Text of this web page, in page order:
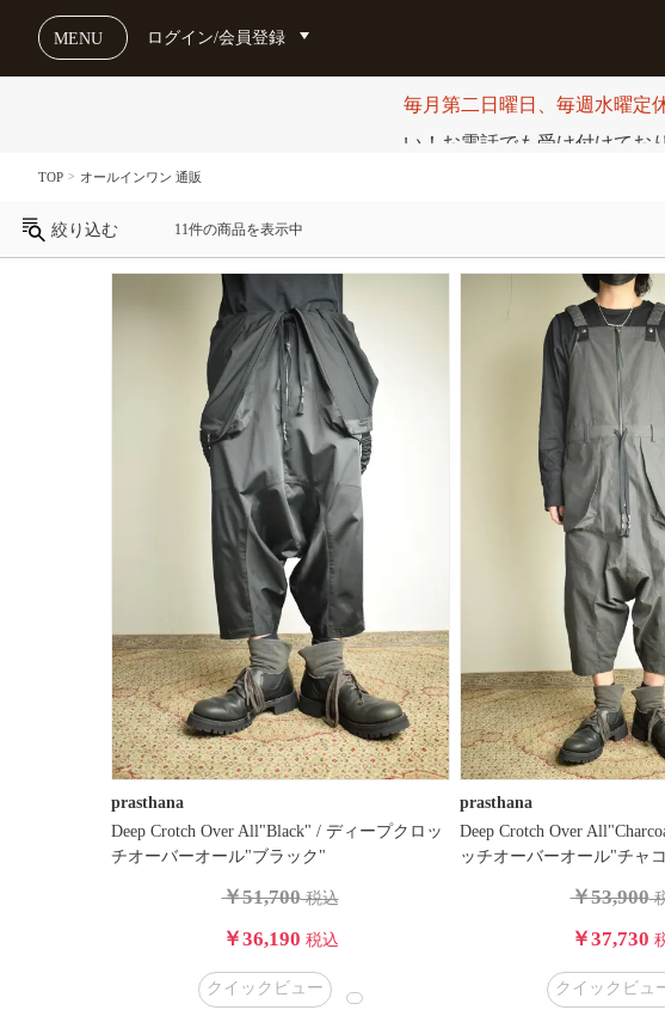
MENU ログイン/会員登録
毎月第二日曜日、毎週水曜定
い！お電話でも受け付けてお
TOP オールインワン 通販
絞り込む 11件の商品を表示中
prasthana
Deep Crotch Over All"Black" / ディープクロッ
チオーバーオール"ブラック"
￥51,700税込
￥36,190 税込
クイックビュー
prasthana
Deep Crotch Over
ッチオーバーオール"チャ
￥53,900
￥37,730
クイックビュ